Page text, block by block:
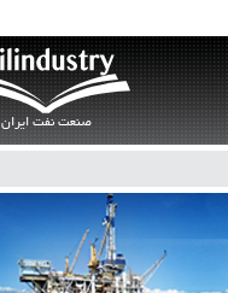
صنعت نفت ایران